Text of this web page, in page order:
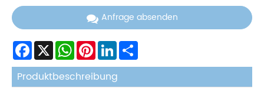
Anfrage absenden
Facebook
X WhatsAppPinterestLinkedIn
Produktbeschreibung